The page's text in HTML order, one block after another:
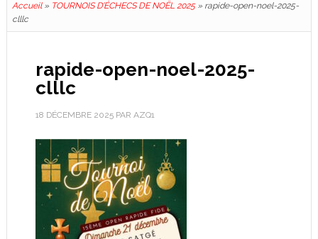
Accueil» TOURNOIS D’ÉCHECS DE NOËL 2025» rapide-open-noel-2025-
clllc
rapide-open-noel-2025-
clllc
18 DÉCEMBRE 2025PAR AZQ1